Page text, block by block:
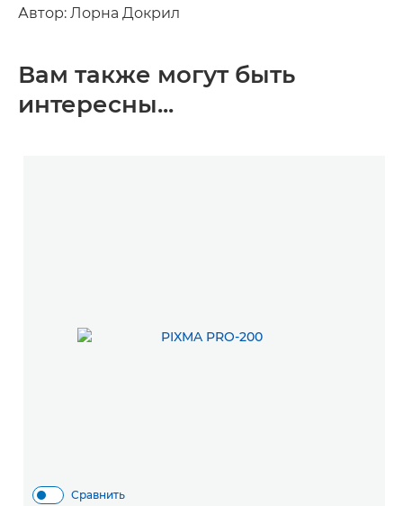
Автор: Лорна Докрил
Вам также могут быть
интересны...
Сравнить